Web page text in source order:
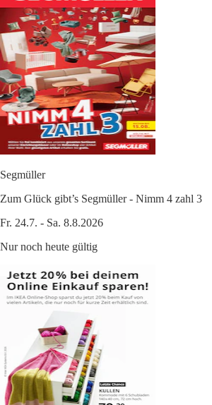
Segmüller
Zum Glück gibt’s Segmüller - Nimm 4 zahl 3
Fr. 24.7. - Sa. 8.8.2026
Nur noch heute gültig